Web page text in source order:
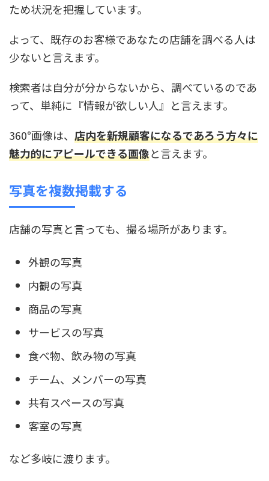
ため状況を把握しています。
よって、既存のお客様であなたの店舗を調べる人は
少ないと言えます。
検索者は自分が分からないから、調べているのであ
って、単純に『情報が欲しい人』と言えます。
360°画像は、 店内を新規顧客になるであろう方々に
魅力的にアピールできる画像と言えます。
写真を複数掲載する
店舗の写真と言っても、撮る場所があります。
外観の写真
内観の写真
商品の写真
サービスの写真
食べ物、飲み物の写真
チーム、メンバーの写真
共有スペースの写真
客室の写真
など多岐に渡ります。